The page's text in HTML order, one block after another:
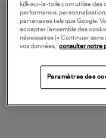
lulli-sur-la-toile.com utilise des
performance,
partenaires tels que Google.
accepter l’ensemble des
nécessaires (« Continuer sans
vos données,
consulter notre
Paramètres des